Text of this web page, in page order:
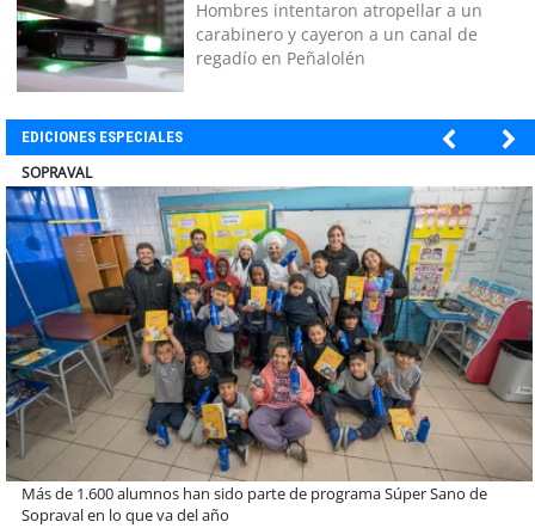
Hombres intentaron atropellar a un
carabinero y cayeron a un canal de
regadío en Peñalolén
EDICIONES ESPECIALES
ULTRAPORT
Estudiantes de la UCN desarrollan tecnología para modernizar la
operación de Ultraport Coquimbo